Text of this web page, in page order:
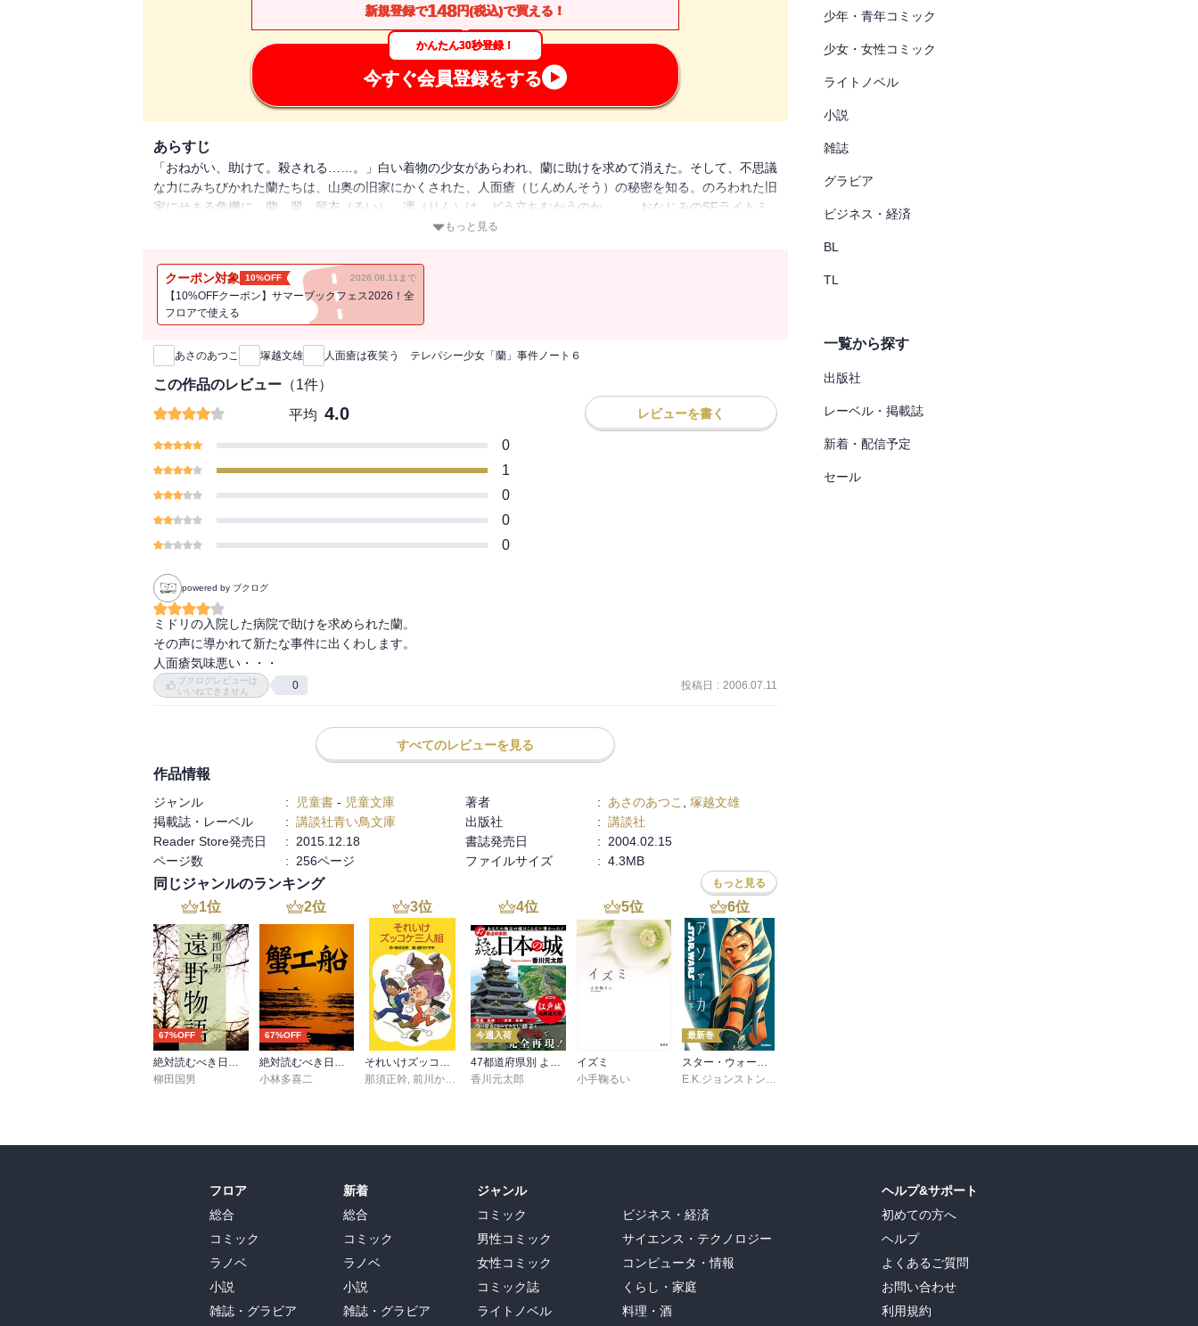
新規登録で148円(税込)で買える！
かんたん30秒登録！
今すぐ会員登録をする
あらすじ
「おねがい、助けて。殺される……。」白い着物の少女があらわれ、蘭に助けを求めて消えた。そして、不思議
な力にみちびかれた蘭たちは、山奥の旧家にかくされた、人面瘡（じんめんそう）の秘密を知る。のろわれた旧
家にせまる危機に、蘭、翠、留衣（るい）、凛（りん）は、どう立ちむかうのか……。おなじみのSFライトミ
ステリー、4人の息もぴったりあって、絶好調の第6弾！もっと見る
クーポン対象 10%OFF 2026.08.11まで
【10%OFFクーポン】サマーブックフェス2026！全
フロアで使える
新刊通知
あさのあつこ 塚越文雄 人面瘡は夜笑う テレパシー少女「蘭」事件ノート６
この作品のレビュー （1件）
平均 4.0 レビューを書く
0
1
0
0
0
powered by ブクログ
ミドリの入院した病院で助けを求められた蘭。
その声に導かれて新たな事件に出くわします。
人面瘡気味悪い・・・
ブクログレビューは
いいねできません
0 投稿日 : 2006.07.11
すべてのレビューを見る
作品情報
ジャンル : 児童書 - 児童文庫 著者 : あさのあつこ
塚越文雄
掲載誌・レーベル
: 講談社青い鳥文庫 出版社 : 講談社
Reader Store発売日
: 2015.12.18 書誌発売日 :
2004.02.15
ページ数
: 256ページ ファイルサイズ : 4.3MB
同じジャンルのランキング もっと見る
1位
67%OFF
絶対読むべき日本の民話 遠野物語
柳田国男
2位
67%OFF
絶対読むべき日本の名作 蟹工船
小林多喜二
3位
それいけズッコケ三人組
那須正幹,前川かずお
4位
今週入荷
47都道府県別 よみがえる日本の城
香川元太郎
5位
イズミ
小手鞠るい
6位
最新巻
スター・ウォーズ アソーカ 下
E.K.ジョンストン
,村上清幸
少年・青年コミック
少女・女性コミック
ライトノベル
小説
雑誌
グラビア
ビジネス・経済
BL
TL
一覧から探す
出版社
レーベル・掲載誌
新着・配信予定
セール
フロア
総合
コミック
ラノベ
小説
雑誌・グラビア
新着
総合
コミック
ラノベ
小説
雑誌・グラビア
ジャンル
コミック
男性コミック
女性コミック
コミック誌
ライトノベル
ビジネス・経済
サイエンス・テクノロジー
コンピュータ・情報
くらし・家庭
料理・酒
ヘルプ&サポート
初めての方へ
ヘルプ
よくあるご質問
お問い合わせ
利用規約